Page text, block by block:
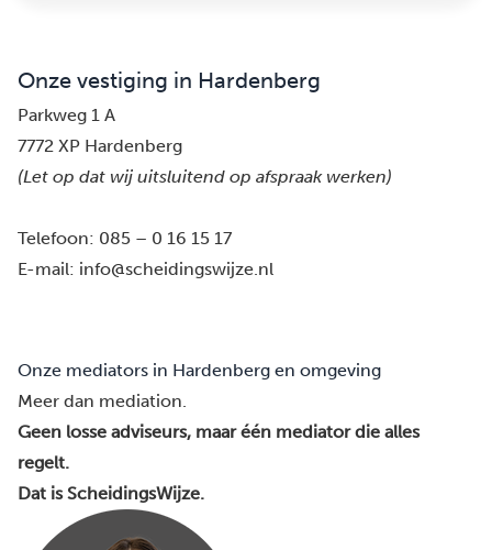
Onze vestiging in Hardenberg
Parkweg 1 A
7772 XP Hardenberg
(Let op dat wij uitsluitend op afspraak werken)
Telefoon: 085 – 0 16 15 17
E-mail: info@scheidingswijze.nl
Onze mediators in Hardenberg en omgeving
Meer dan mediation.
Geen losse adviseurs, maar één mediator die alles
regelt.
Dat is ScheidingsWijze.